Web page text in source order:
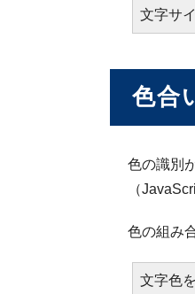
文字サ
色合
色の識別
（
色の組み
文字色